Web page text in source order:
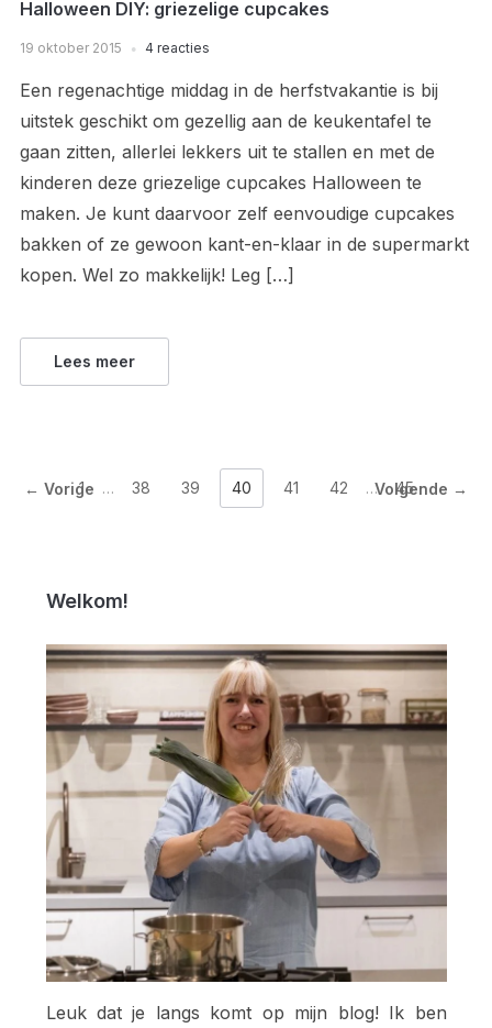
Halloween DIY: griezelige cupcakes
19 oktober 2015 4 reacties
Een regenachtige middag in de herfstvakantie is bij
uitstek geschikt om gezellig aan de keukentafel te
gaan zitten, allerlei lekkers uit te stallen en met de
kinderen deze griezelige cupcakes Halloween te
maken. Je kunt daarvoor zelf eenvoudige cupcakes
bakken of ze gewoon kant-en-klaar in de supermarkt
kopen. Wel zo makkelijk! Leg […]
Lees meer
← Vorige
1 … 38 39 40 41 42 … 45
Volgende →
Welkom!
Leuk dat je langs komt op mijn blog! Ik ben